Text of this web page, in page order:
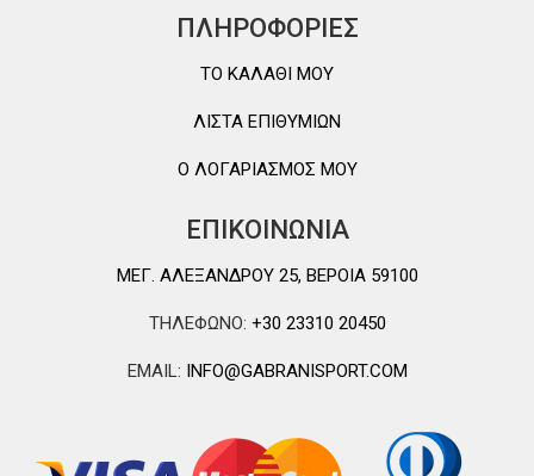
ΠΛΗΡΟΦΟΡΙΕΣ
TO ΚΑΛΑΘΙ MOY
ΛΙΣΤΑ ΕΠΙΘΥΜΙΩΝ
Ο ΛΟΓΑΡΙΑΣΜΟΣ ΜΟΥ
ΕΠΙΚΟΙΝΩΝΙΑ
ΜΕΓ. ΑΛΕΞΑΝΔΡΟΥ 25, ΒΕΡΟΙΑ 59100
ΤΗΛΕΦΩΝΟ: +30 23310 20450
EMAIL: INFO@GABRANISPORT.COM